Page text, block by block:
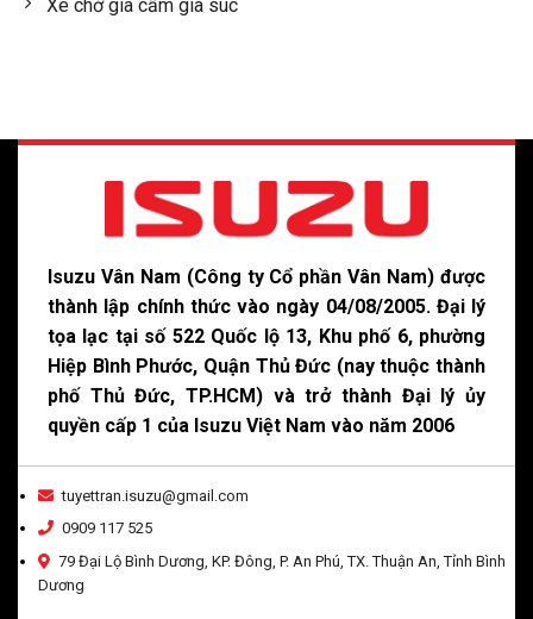
Xe chở gia cầm gia súc
Isuzu Vân Nam (Công ty Cổ phần Vân Nam) được
thành lập chính thức vào ngày 04/08/2005. Đại lý
tọa lạc tại số 522 Quốc lộ 13, Khu phố 6, phường
Hiệp Bình Phước, Quận Thủ Đức (nay thuộc thành
phố Thủ Đức, TP.HCM) và trở thành Đại lý ủy
quyền cấp 1 của Isuzu Việt Nam vào năm 2006
tuyettran.isuzu@gmail.com
0909 117 525
79 Đại Lộ Bình Dương, KP. Đông, P. An Phú, TX. Thuận An, Tỉnh Bình
Dương